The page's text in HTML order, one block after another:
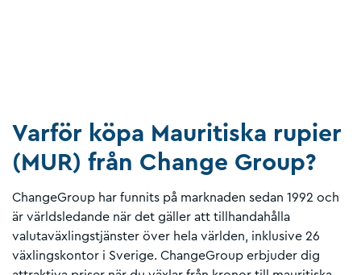
Varför köpa Mauritiska rupier
(MUR) från Change Group?
ChangeGroup har funnits på marknaden sedan 1992 och
är världsledande när det gäller att tillhandahålla
valutaväxlingstjänster över hela världen, inklusive 26
växlingskontor i Sverige. ChangeGroup erbjuder dig